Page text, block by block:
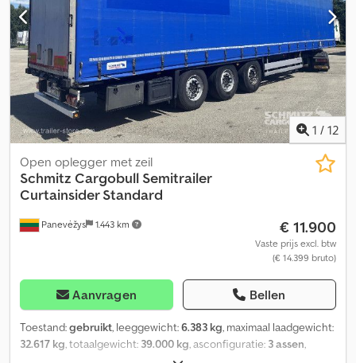
Elektronisch remsysteem EBS, Brandblusserhouder, 2x
gereedschapskist, Remslijtage indicator, Reservewielhouder (2x),
Geschroefd chassis, Schuifdak, 1x15- en 2x7-polige stekker,
Antispray, Aslastindicator, Crodpszrimnsfx Ai Dsf
1 / 12
Panevėžys 1.443 km
Open oplegger met zeil
Schmitz Cargobull Semitrailer
Curtainsider Standard
€ 11.900
Vaste prijs excl. btw
(€ 14.399 bruto)
Aanvragen Bellen
Toestand:gebruikt, leeggewicht:6.383 kg, maximaal laadgewicht:
32.617 kg, totaalgewicht: 39.000 kg, asconfiguratie: 3 assen,